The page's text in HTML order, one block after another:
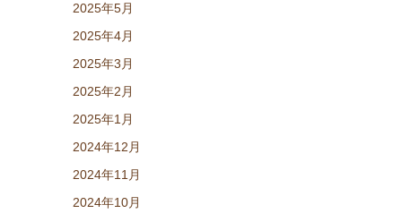
2025年5月
2025年4月
2025年3月
2025年2月
2025年1月
2024年12月
2024年11月
2024年10月